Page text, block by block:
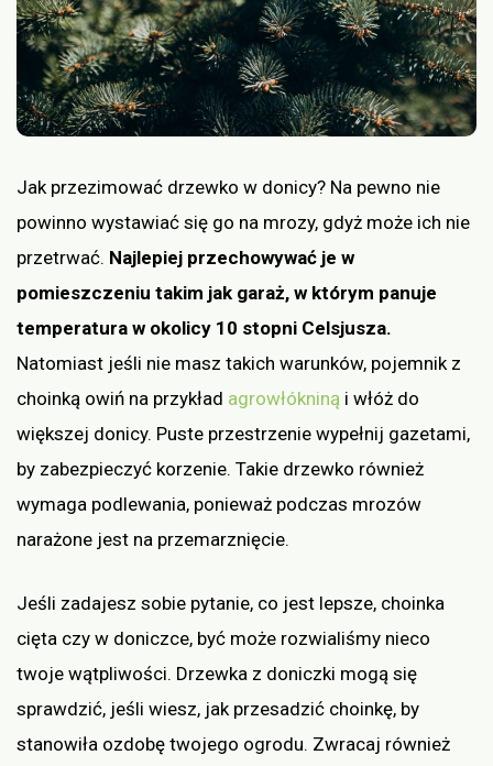
Jak przezimować drzewko w donicy? Na pewno nie
powinno wystawiać się go na mrozy, gdyż może ich nie
przetrwać. Najlepiej przechowywać je w
pomieszczeniu takim jak garaż, w którym panuje
temperatura w okolicy 10 stopni Celsjusza.
Natomiast jeśli nie masz takich warunków, pojemnik z
choinką owiń na przykład agrowłókniną i włóż do
większej donicy. Puste przestrzenie wypełnij gazetami,
by zabezpieczyć korzenie. Takie drzewko również
wymaga podlewania, ponieważ podczas mrozów
narażone jest na przemarznięcie.
Jeśli zadajesz sobie pytanie, co jest lepsze, choinka
cięta czy w doniczce, być może rozwialiśmy nieco
twoje wątpliwości. Drzewka z doniczki mogą się
sprawdzić, jeśli wiesz, jak przesadzić choinkę, by
stanowiła ozdobę twojego ogrodu. Zwracaj również